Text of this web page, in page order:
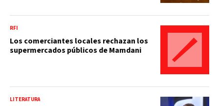
RFI
Los comerciantes locales rechazan los
supermercados públicos de Mamdani
LITERATURA